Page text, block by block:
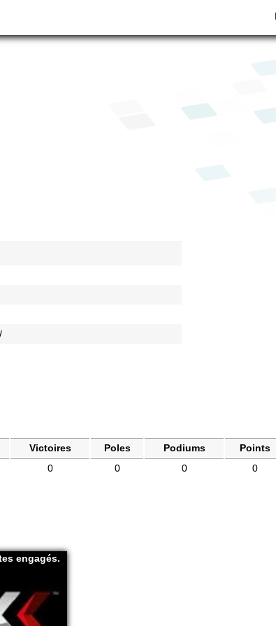
Victoires Poles Podiums Points
0 0 0 0
engagés.